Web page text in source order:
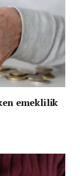
emeklilik